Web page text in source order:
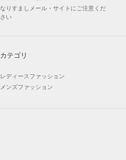
なりすましメール・サイトにご注意くだ
さい
カテゴリ
レディースファッション
メンズファッション